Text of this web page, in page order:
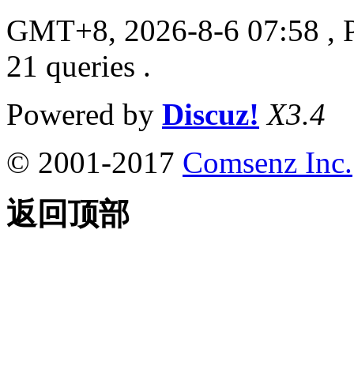
GMT+8, 2026-8-6 07:58 ,
21 queries .
Powered by Discuz! X3.4
© 2001-2017 Comsenz Inc.
返回顶部